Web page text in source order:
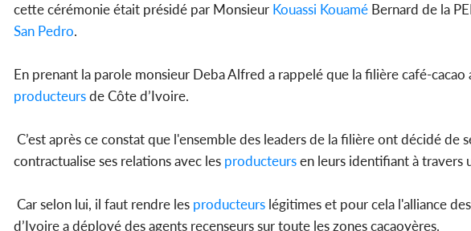
cette cérémonie était présidé par Monsieur Kouassi Kouamé Bernard de la
San Pedro.
En prenant la parole monsieur Deba Alfred a rappelé que la filière café-
producteursde Côte d’Ivoire.
C’est après ce constat que l'ensemble des leaders de la filière ont décidé
contractualise ses relations avec les producteursen leurs identifiant à travers
Car selon lui, il faut rendre les producteurs légitimes et pour cela l'alliance
d’Ivoire a déployé des agents recenseurs sur toute les zones cacaoyères.